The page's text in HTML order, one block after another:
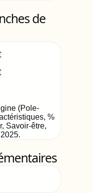
de
(Pole-
%
Savoir-être,
.